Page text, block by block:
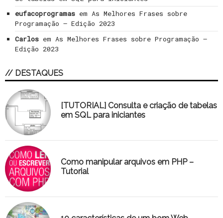
eufacoprogramas em As Melhores Frases sobre
Programação – Edição 2023
Carlos em As Melhores Frases sobre Programação –
Edição 2023
// DESTAQUES
[TUTORIAL] Consulta e criação de tabelas
em SQL para iniciantes
Como manipular arquivos em PHP –
Tutorial